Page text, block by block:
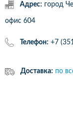
Адрес: город
офис 604
Телефон: +7
Доставка: по